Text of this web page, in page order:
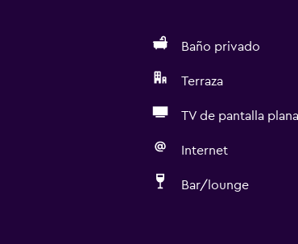
Baño privado
Terraza
TV de pantalla plana
Internet
Bar/lounge